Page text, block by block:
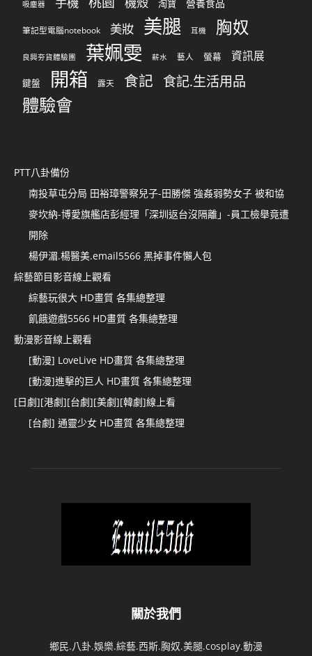
吸塵器 淘寶 營養食品
筆記型電腦notebook 美妝 美腿 耳機 胸奴
良興夯貨體驗團 葉姵雯 薪水 藝人 螢幕 資訊展
鍵盤 開箱 露天 食記 食記.生活用品
體驗會
PTT八卦備份
南投草屯分局 田裕璋警察兒子-田勝傑 強姦弱勢女子 被和協
麥坎納-博愛旗艦店彭經理「深圳返台沒隔離」-員工檢舉竟遭
開除
楊伊湄.楊醫美.email5566 黑掉事件懶人包
綜藝節目影音線上觀看
綜藝玩很大 HD畫質 各集總整理
飢餓遊戲5566 HD畫質 各集總整理
動漫影音線上觀看
[動漫] LoveLive HD畫質 各集總整理
[動漫]進擊的巨人 HD畫質 各集總整理
[日劇][港劇][台劇][美劇][韓劇]線上看
[台劇] 通靈少女 HD畫質 各集總整理
關於我們
鄉民.八卦.娛樂.綜藝.西斯.胸奴.美腿.cosplay.動漫